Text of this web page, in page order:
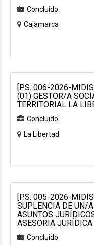
Concluido
Cajamarca
[P.S. 006-2026-
(01) GESTOR/A
TERRITORIAL LA
Concluido
La Libertad
[P.S. 005-2026-
SUPLENCIA DE UN/
ASUNTOS
ASESORIA JURÍDICA
Concluido